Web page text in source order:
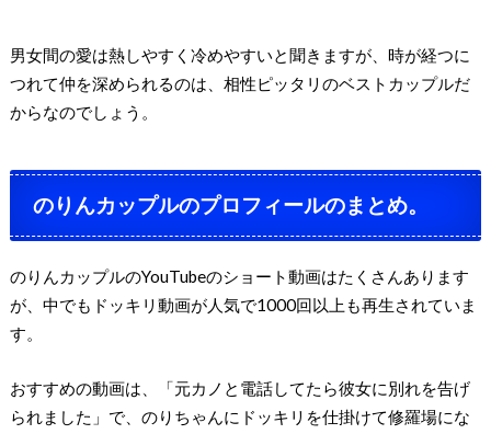
男女間の愛は熱しやすく冷めやすいと聞きますが、時が経つに
つれて仲を深められるのは、相性ピッタリのベストカップルだ
からなのでしょう。
のりんカップルのプロフィールのまとめ。
のりんカップルのYouTubeのショート動画はたくさんあります
が、中でもドッキリ動画が人気で1000回以上も再生されていま
す。
おすすめの動画は、「元カノと電話してたら彼女に別れを告げ
られました」で、のりちゃんにドッキリを仕掛けて修羅場にな